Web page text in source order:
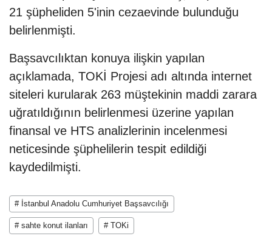
21 şüpheliden 5'inin cezaevinde bulunduğu
belirlenmişti.
Başsavcılıktan konuya ilişkin yapılan
açıklamada, TOKİ Projesi adı altında internet
siteleri kurularak 263 müştekinin maddi zarara
uğratıldığının belirlenmesi üzerine yapılan
finansal ve HTS analizlerinin incelenmesi
neticesinde şüphelilerin tespit edildiği
kaydedilmişti.
# İstanbul Anadolu Cumhuriyet Başsavcılığı
# sahte konut ilanları # TOKi